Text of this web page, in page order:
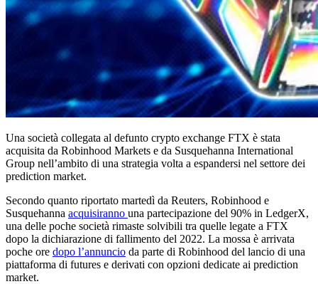
Una società collegata al defunto crypto exchange FTX è stata
acquisita da Robinhood Markets e da Susquehanna International
Group nell’ambito di una strategia volta a espandersi nel settore dei
prediction market.
Secondo quanto riportato martedì da Reuters, Robinhood e
Susquehanna acquisiranno una partecipazione del 90% in LedgerX,
una delle poche società rimaste solvibili tra quelle legate a FTX
dopo la dichiarazione di fallimento del 2022. La mossa è arrivata
poche ore dopo l’annuncio da parte di Robinhood del lancio di una
piattaforma di futures e derivati con opzioni dedicate ai prediction
market.